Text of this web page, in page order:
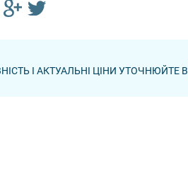
І АКТУАЛЬНІ ЦІНИ УТОЧНЮЙТЕ В